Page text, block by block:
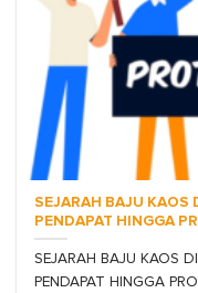
SEJARAH BAJU KAOS
PENDAPAT HINGGA
SEJARAH BAJU KAOS
PENDAPAT HINGGA